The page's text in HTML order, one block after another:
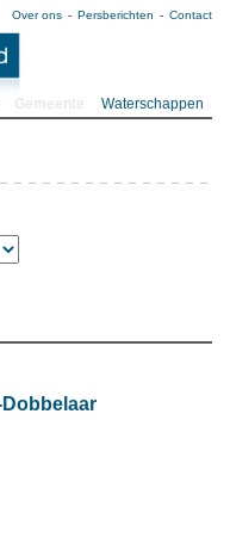
Over ons Persberichten Contact
Waterschappen